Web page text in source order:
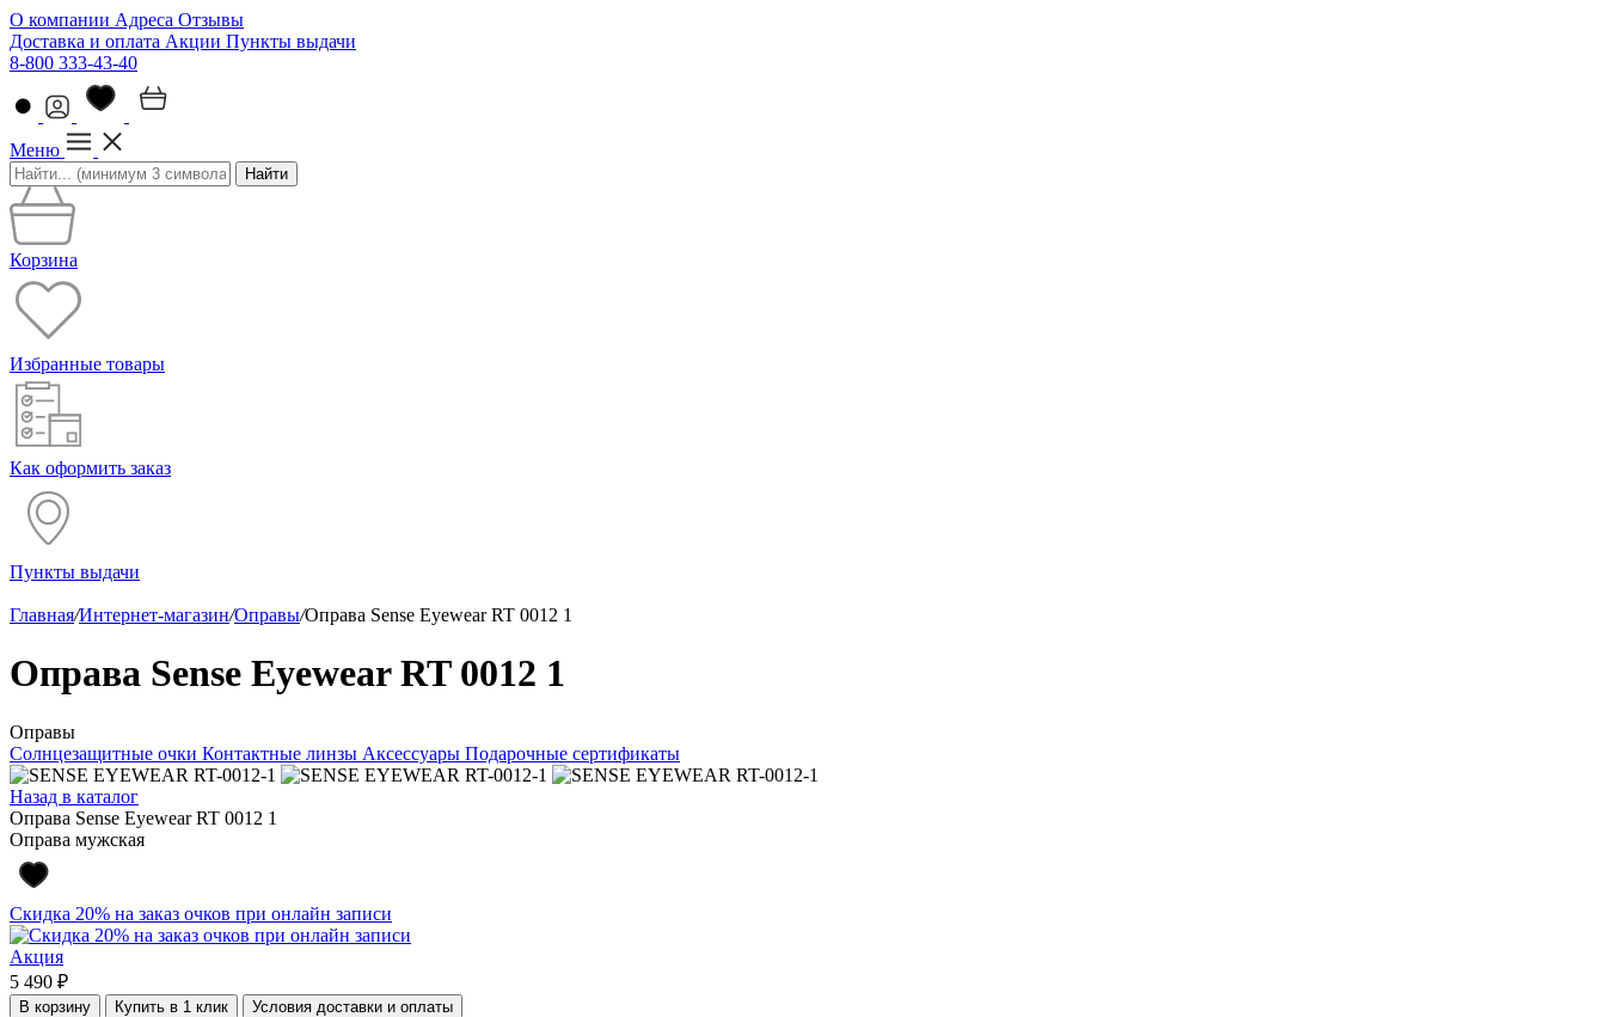
О компании Адреса Отзывы
Доставка и оплата Акции Пункты выдачи
8-800 333-43-40
Меню
Найти
Корзина
Избранные товары
Как оформить заказ
Пункты выдачи
Главная/Интернет-магазин/Оправы/Оправа Sense Eyewear RT 0012 1
Оправа Sense Eyewear RT 0012 1
Оправы
Солнцезащитные очки Контактные линзы Аксессуары Подарочные сертификаты
Назад в каталог
Оправа Sense Eyewear RT 0012 1
Оправа мужская
Скидка 20% на заказ очков при онлайн записи
Акция
5 490 ₽
В корзину Купить в 1 клик Условия доставки и оплаты